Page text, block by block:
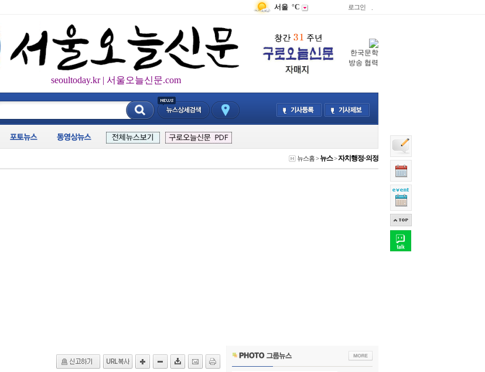
서울 °C 로그인
seoultoday.kr | 서울오늘신문.com
한국문학
방송 협력
뉴스홈>뉴스>자치행정·의정